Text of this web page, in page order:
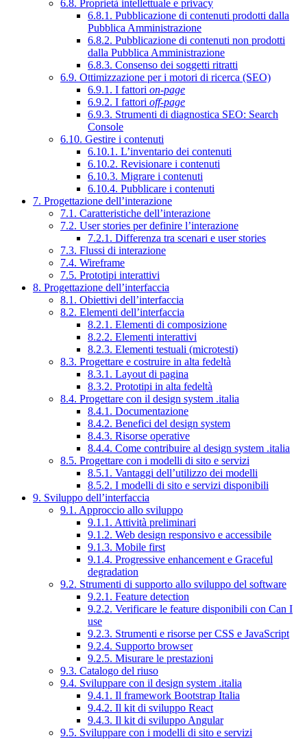
6.8. Proprietà intellettuale e privacy
6.8.1. Pubblicazione di contenuti prodotti dalla
Pubblica Amministrazione
6.8.2. Pubblicazione di contenuti non prodotti
dalla Pubblica Amministrazione
6.8.3. Consenso dei soggetti ritratti
6.9. Ottimizzazione per i motori di ricerca (SEO)
6.9.1. I fattori on-page
6.9.2. I fattori off-page
6.9.3. Strumenti di diagnostica SEO: Search
Console
6.10. Gestire i contenuti
6.10.1. L’inventario dei contenuti
6.10.2. Revisionare i contenuti
6.10.3. Migrare i contenuti
6.10.4. Pubblicare i contenuti
7. Progettazione dell’interazione
7.1. Caratteristiche dell’interazione
7.2. User stories per definire l’interazione
7.2.1. Differenza tra scenari e user stories
7.3. Flussi di interazione
7.4. Wireframe
7.5. Prototipi interattivi
8. Progettazione dell’interfaccia
8.1. Obiettivi dell’interfaccia
8.2. Elementi dell’interfaccia
8.2.1. Elementi di composizione
8.2.2. Elementi interattivi
8.2.3. Elementi testuali (microtesti)
8.3. Progettare e costruire in alta fedeltà
8.3.1. Layout di pagina
8.3.2. Prototipi in alta fedeltà
8.4. Progettare con il design system .italia
8.4.1. Documentazione
8.4.2. Benefici del design system
8.4.3. Risorse operative
8.4.4. Come contribuire al design system .italia
8.5. Progettare con i modelli di sito e servizi
8.5.1. Vantaggi dell’utilizzo dei modelli
8.5.2. I modelli di sito e servizi disponibili
9. Sviluppo dell’interfaccia
9.1. Approccio allo sviluppo
9.1.1. Attività preliminari
9.1.2. Web design responsivo e accessibile
9.1.3. Mobile first
9.1.4. Progressive enhancement e Graceful
degradation
9.2. Strumenti di supporto allo sviluppo del software
9.2.1. Feature detection
9.2.2. Verificare le feature disponibili con Can I
use
9.2.3. Strumenti e risorse per CSS e JavaScript
9.2.4. Supporto browser
9.2.5. Misurare le prestazioni
9.3. Catalogo del riuso
9.4. Sviluppare con il design system .italia
9.4.1. Il framework Bootstrap Italia
9.4.2. Il kit di sviluppo React
9.4.3. Il kit di sviluppo Angular
9.5. Sviluppare con i modelli di sito e servizi